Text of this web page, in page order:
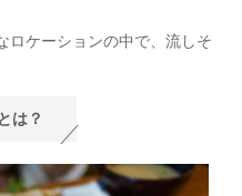
ロケーションの中で、流しそ
は？